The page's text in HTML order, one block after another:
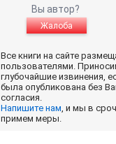
Вы автор?
Жалоба
Все книги на сайте
пользователями.
глубочайшие извинения,
была опубликована без
согласия.
Напишите нам, и мы в
примем меры.